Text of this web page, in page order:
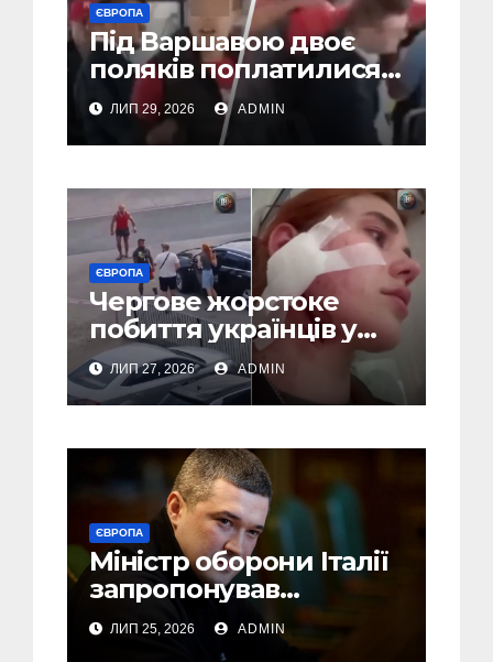
ЄВРОПА
Під Варшавою двоє
поляків поплатилися
за нападки на
українця – пасажири
викинули їх із поїзда
ЛИП 29, 2026 ADMIN
ЄВРОПА
Чергове жорстоке
побиття українців у
Польші: перші
затримання (Відео,
Фото)
ЛИП 27, 2026 ADMIN
ЄВРОПА
Міністр оборони Італії
запропонував
Федорову стати його
радником
ЛИП 25, 2026 ADMIN